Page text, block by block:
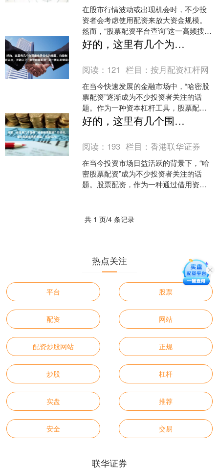
在股市行情波动或出现机会时，不少投
资者会考虑使用配资来放大资金规模。
然而，“股票配资平台查询”这一高频搜索
背后，往往伴随着投资者对信息甄别、
资金安全和合规操作的....
好的，这里有几个为百度收录优化的标题，均控制在以内，并融入了“哈密股票配资”这一核心关键词：
阅读： 121 栏目：按月配资杠杆网
在当今快速发展的金融市场中，“哈密股
票配资”逐渐成为不少投资者关注的话
题。作为一种资本杠杆工具，股票配资
在为投资者提供放大收益可能的同时，
也伴随着不容忽视的风险....
好的，这里有几个围绕“哈密股票配资”关键词、适合百度收录的标题，均在以内：
阅读： 193 栏目： 香港联华证券
在当今投资市场日益活跃的背景下，“哈
密股票配资”成为不少投资者关注的话
题。股票配资，作为一种通过借用资金
共 1 页/4 条记录
热点关注
平台 股票
配资 网站
配资炒股网站 正规
炒股 杠杆
实盘 推荐
安全 交易
联华证券